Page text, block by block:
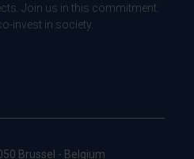
Join us in this commitment.
invest in society.
Brussel - Belgium